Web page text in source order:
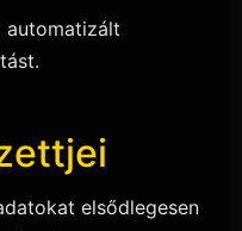
automatizált
elsődlegesen